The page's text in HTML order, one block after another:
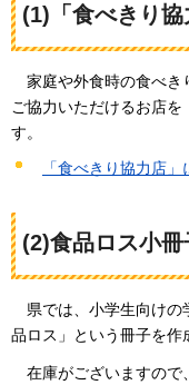
(1)「食べきり
家庭や外食時の食べき
ご協力いただけるお店
す。
「食べきり協力店」
(2)食品ロス小冊
県では、小学生向け
品ロス」という冊子を作
在庫がございますので